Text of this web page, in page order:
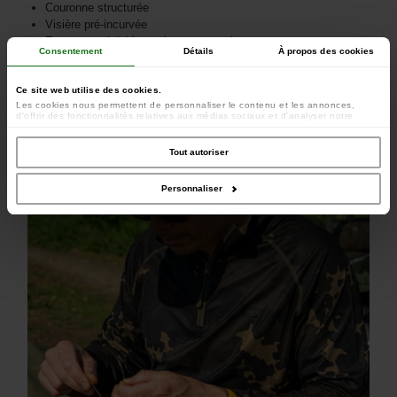
Consentement Détails À propos des cookies
Ce site web utilise des cookies.
Les cookies nous permettent de personnaliser le contenu et les annonces,
d'offrir des fonctionnalités relatives aux médias sociaux et d'analyser notre
avec nos partenaires de médias sociaux, de publicité et d'analyse, qui peuvent
combiner celles-ci avec d'autres informations que vous leur avez fournies ou
qu'ils ont collectées lors de votre utilisation de leurs services.
Tout autoriser
Personnaliser
Couronne structurée
Visière pré-incurvée
Fermeture réglable par bouton-pression